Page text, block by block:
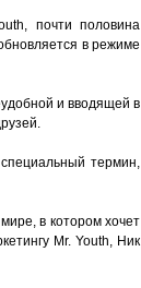
почти половина
в режиме
и вводящей в
термин,
в котором хочет
Mr. Youth, Ник